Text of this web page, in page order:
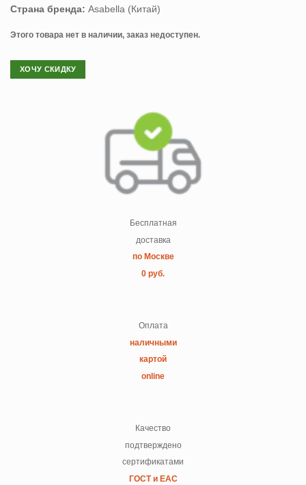
Страна бренда: Asabella (Китай)
Этого товара нет в наличии, заказ недоступен.
ХОЧУ СКИДКУ
Бесплатная
доставка
по Москве
0 руб.
Оплата
наличными
картой
online
Качество
подтверждено
сертификатами
ГОСТ и ЕАС